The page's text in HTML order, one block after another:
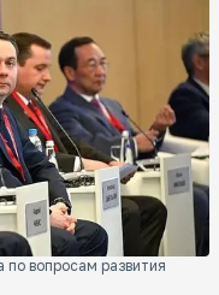
по вопросам развития